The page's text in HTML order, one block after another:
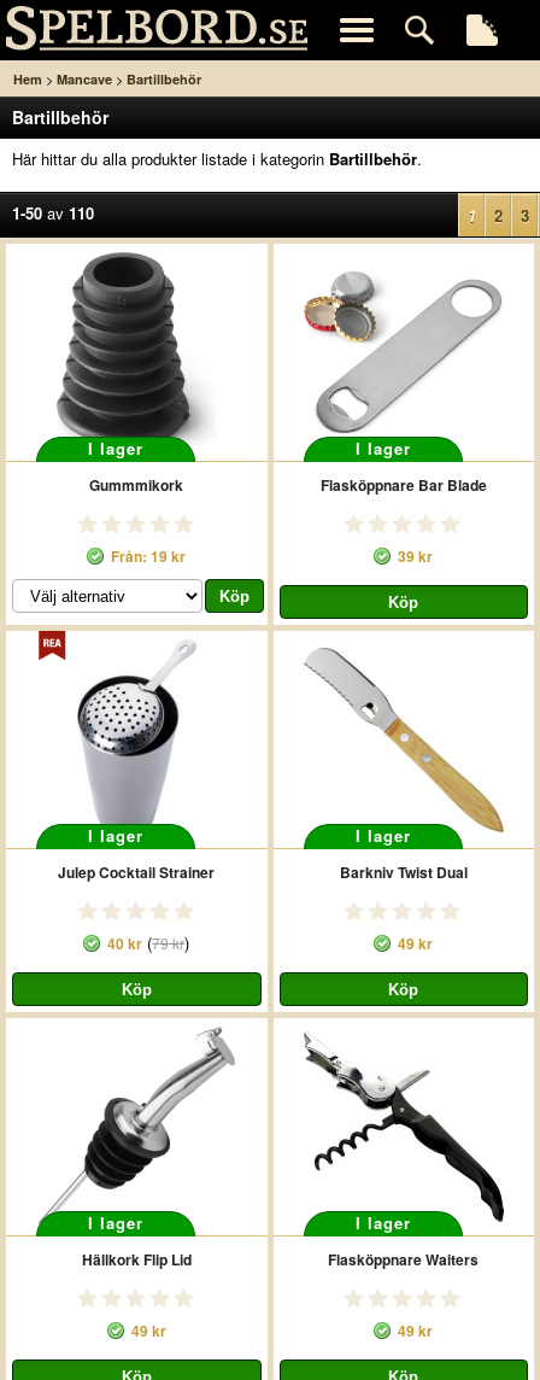
Hem > Mancave > Bartillbehör
Bartillbehör
Här hittar du alla produkter listade i kategorin Bartillbehör.
1-50 av 110 1 2 3
I lager
Gummmikork
Från: 19 kr
I lager
Flasköppnare Bar Blade
39 kr
I lager
Julep Cocktail Strainer
40 kr (79 kr)
I lager
Barkniv Twist Dual
49 kr
I lager
Hällkork Flip Lid
49 kr
I lager
Flasköppnare Waiters
49 kr